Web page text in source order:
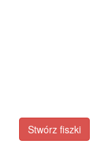
Stwórz fiszki